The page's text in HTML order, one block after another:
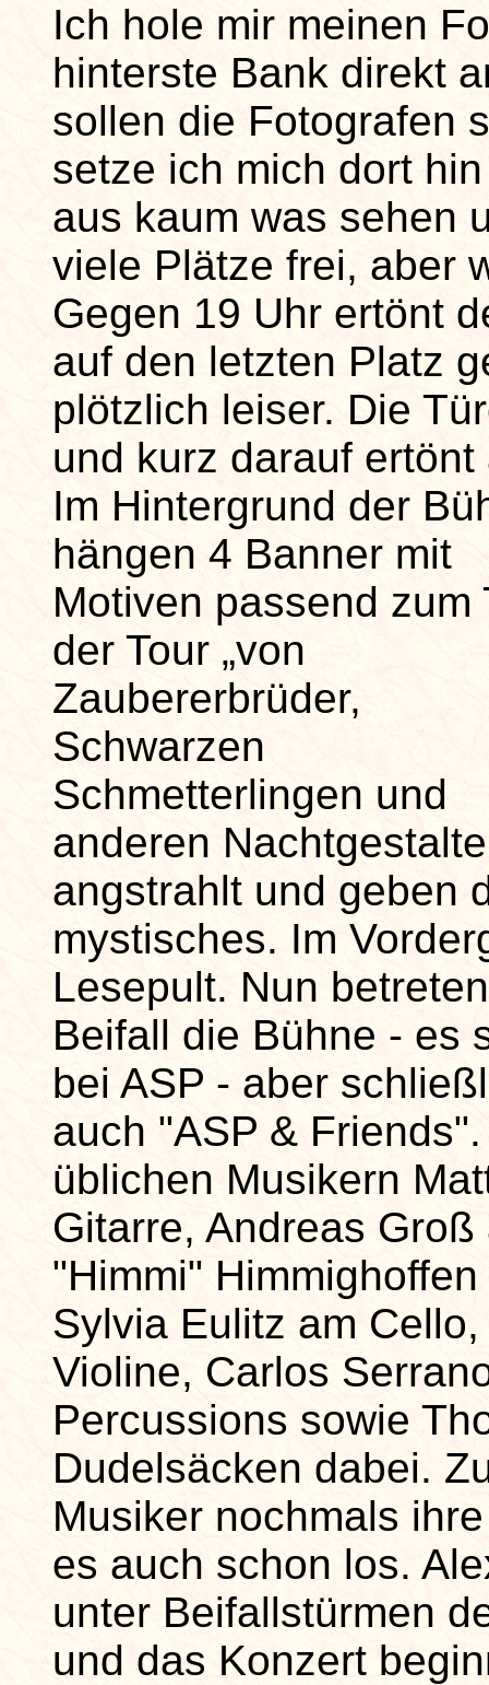
Ich hole mir meinen
hinterste Bank direkt
sollen die Fotografen
setze ich mich dort
aus kaum was sehen
viele Plätze frei, aber
Gegen 19 Uhr ertönt
auf den letzten Platz
plötzlich leiser. Die
und kurz darauf
Im Hintergrund der
hängen 4 Banner mit
Motiven passend zum
der Tour „von
Zaubererbrüder,
Schwarzen
Schmetterlingen und
anderen
angstrahlt und geben
mystisches. Im
Lesepult. Nun
Beifall die Bühne - es
bei ASP - aber
auch "ASP &
üblichen Musikern
Gitarre, Andreas
"Himmi"
Sylvia Eulitz am
Violine, Carlos
Percussions sowie
Dudelsäcken dabei.
Musiker nochmals
es auch schon los.
unter Beifallstürmen
und das Konzert